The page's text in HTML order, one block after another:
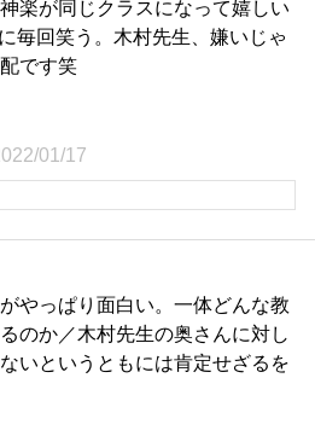
楽が同じクラスになって嬉しい
毎回笑う。木村先生、嫌いじゃ
です笑
01/17
やっぱり面白い。一体どんな教
のか／木村先生の奥さんに対し
いというともには肯定せざるを